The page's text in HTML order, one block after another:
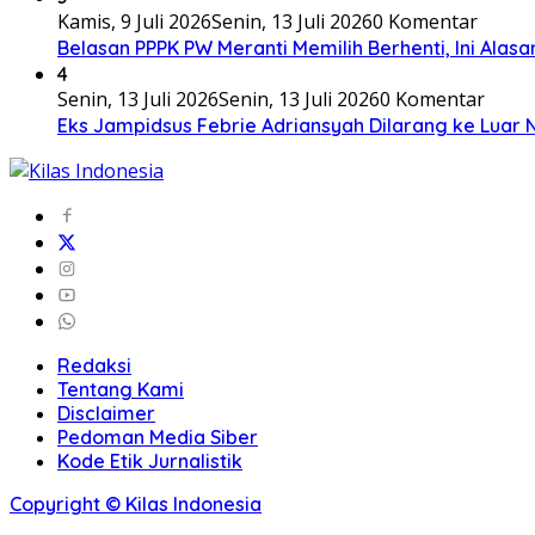
Kamis, 9 Juli 2026Senin, 13 Juli 20260 Komentar
Belasan PPPK PW Meranti Memilih Berhenti, Ini
4
Senin, 13 Juli 2026Senin, 13 Juli 20260 Komentar
Eks Jampidsus Febrie Adriansyah Dilarang ke Luar
Redaksi
Tentang Kami
Disclaimer
Pedoman Media Siber
Kode Etik Jurnalistik
Copyright © Kilas Indonesia